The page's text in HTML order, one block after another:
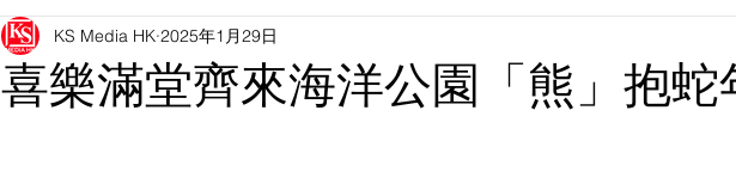
喜樂滿堂齊來海洋公園「熊」抱蛇
KS Media HK 2025年1月29日